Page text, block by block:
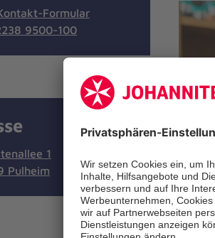
Formular
9500-100
1
Pulheim